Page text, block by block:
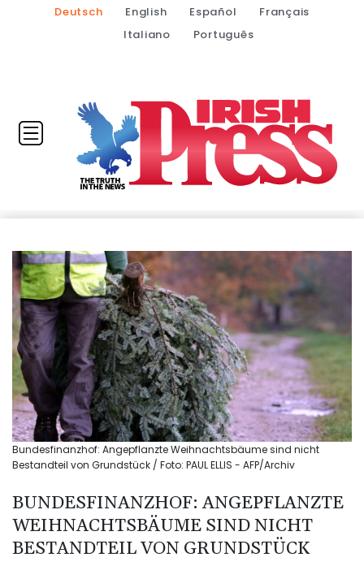
Deutsch English Español
Français
Italiano
Português
Bundesfinanzhof: Angepflanzte Weihnachtsbäume sind nicht
Bestandteil von Grundstück / Foto: PAUL ELLIS - AFP/Archiv
BUNDESFINANZHOF: ANGEPFLANZTE
WEIHNACHTSBÄUME SIND NICHT
BESTANDTEIL VON GRUNDSTÜCK